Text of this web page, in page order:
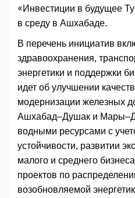
«Инвестиции в будущее
в среду в Ашхабаде.
В перечень инициатив
здравоохранения,
энергетики и поддержки
идет об улучшении
модернизации железных
Ашхабад–Душак и
водными ресурсами с
устойчивости, развитии
малого и среднего
проектов по
возобновляемой